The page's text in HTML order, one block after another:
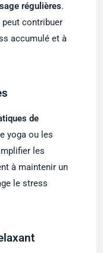
régulières.
peut contribuer
accumulé et à
de
yoga ou les
les
à maintenir un
le stress